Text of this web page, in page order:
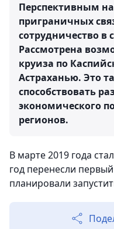
Перспективным
приграничных
сотрудничество в
Рассмотрена
круиза по
Астраханью. Это
способствовать
экономического
регионов.
В марте 2019 года
год перенесли
планировали